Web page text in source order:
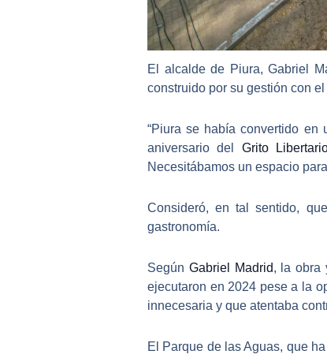
El alcalde de Piura,Gabriel
construido por su gestión con
“Piura se había convertido en
aniversario del Grito
Necesitábamos un espacio
Consideró, en tal sentido,
gastronomía.
Según Gabriel Madrid, la obra
ejecutaron en 2024 pese a la
innecesaria y que atentaba
El Parque de las Aguas, que